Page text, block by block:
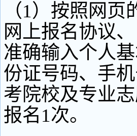
（1）按照网
网上报名协议
准确输入个人
份证号码、手
考院校及专业
报名1次。